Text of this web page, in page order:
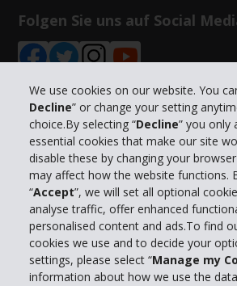
We use cookies on our website. You
Decline” or change your setting
choice.By selecting “Decline” you only
essential cookies that make our site
disable these by changing your
may affect how the website functions.
“Accept”, we will set all optional
analyse traffic, offer enhanced
personalised content and ads.To find
cookies we use and to decide your
settings, please select “Manage my
information about how we use the
Folgen Sie uns auf Social
Unternehmensinformation
Partner
Kundenservice
Mieten bei Hertz